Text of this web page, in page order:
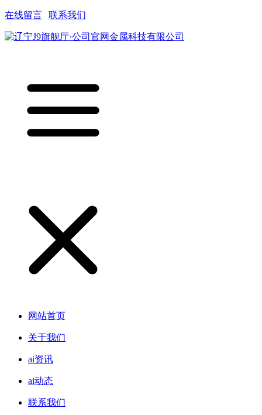
在线留言 联系我们
网站首页
关于我们
ai资讯
ai动态
联系我们